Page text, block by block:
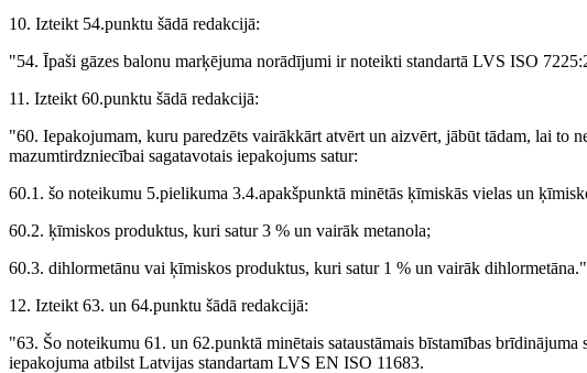
10. Izteikt 54.punktu šādā redakcijā:
"54. Īpaši gāzes balonu marķējuma norādījumi ir noteikti standartā LVS ISO
11. Izteikt 60.punktu šādā redakcijā:
"60. Iepakojumam, kuru paredzēts vairākkārt atvērt un aizvērt, jābūt tādam, lai to
mazumtirdzniecībai sagatavotais iepakojums satur:
60.1. šo noteikumu 5.pielikuma 3.4.apakšpunktā minētās ķīmiskās vielas un
60.2. ķīmiskos produktus, kuri satur 3 % un vairāk metanola;
60.3. dihlormetānu vai ķīmiskos produktus, kuri satur 1 % un vairāk dihlormetāna."
12. Izteikt 63. un 64.punktu šādā redakcijā:
"63. Šo noteikumu 61. un 62.punktā minētais sataustāmais bīstamības
iepakojuma atbilst Latvijas standartam LVS EN ISO 11683.